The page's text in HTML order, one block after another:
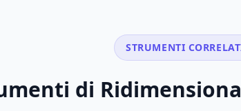
STRUMENTI
di